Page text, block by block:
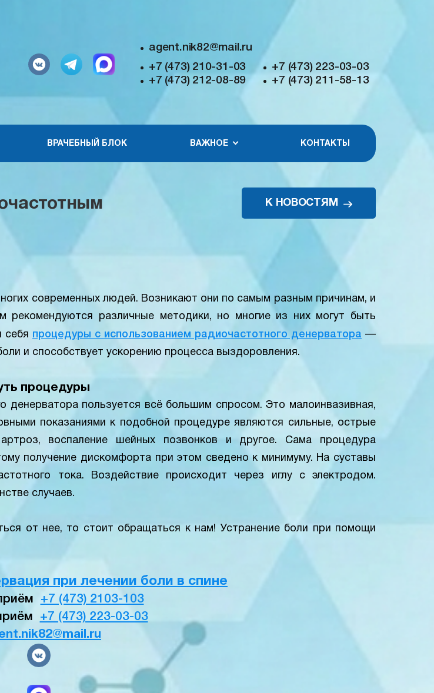
agent.nik82@mail.ru
+7 (473) 210-31-03
+7 (473) 223-03-03
+7 (473) 212-08-89
+7 (473) 211-58-13
ВРАЧЕБНЫЙ БЛОК ВАЖНОЕ КОНТАКТЫ
К НОВОСТЯМ
современных людей. Возникают они по самым разным причинам, и
рекомендуются различные методики, но многие из них могут быть
себя процедуры с использованием радиочастотного денерватора —
и способствует ускорению процесса выздоровления.
процедуры
денерватора пользуется всё большим спросом. Это малоинвазивная,
показаниями к подобной процедуре являются сильные, острые
воспаление шейных позвонков и другое. Сама процедура
получение дискомфорта при этом сведено к минимуму. На суставы
тока. Воздействие происходит через иглу с электродом.
случаев.
от нее, то стоит обращаться к нам! Устранение боли при помощи
при лечении боли в спине
+7 (473) 2103-103
+7 (473) 223-03-03